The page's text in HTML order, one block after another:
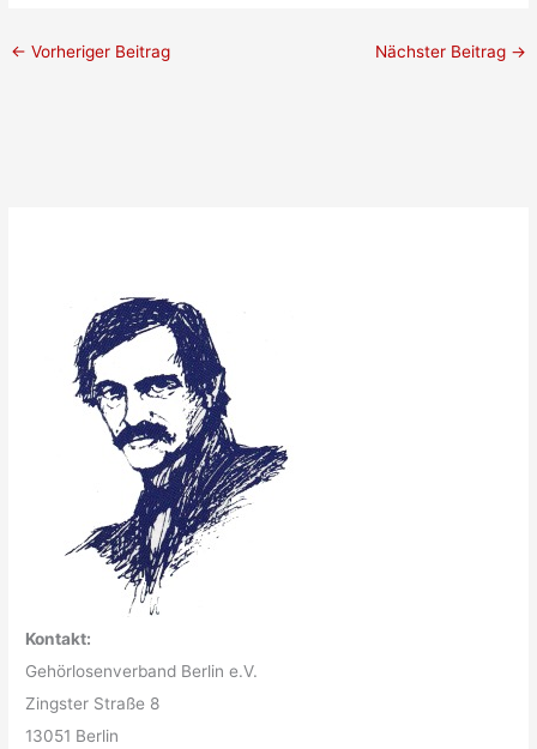
← Vorheriger Beitrag Nächster Beitrag →
Kontakt:
Gehörlosenverband Berlin e.V.
Zingster Straße 8
13051 Berlin